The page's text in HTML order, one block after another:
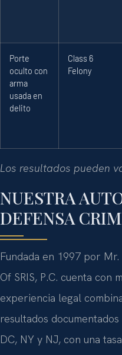
Porte
oculto con
arma
usada en
delito
Class 6
Felony
Los resultados pueden
NUESTRA
DEFENSA
Fundada en 1997 por
Of SRIS, P.C. cuenta con
experiencia legal
resultados
DC, NY y NJ, con una